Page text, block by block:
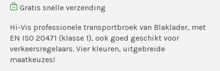
Gratis snelle verzending
Hi-Vis professionele transportbroek van Blaklader, met
EN ISO 20471 (klasse 1), ook goed geschikt voor
verkeersregelaars. Vier kleuren, uitgebreide
maatkeuzes!